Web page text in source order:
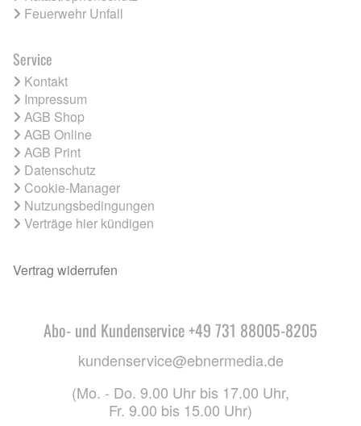
Feuerwehr Unfall
Service
Kontakt
Impressum
AGB Shop
AGB Online
AGB Print
Datenschutz
Cookie-Manager
Nutzungsbedingungen
Verträge hier kündigen
Vertrag widerrufen
Abo- und Kundenservice +49 731 88005-8205
kundenservice@ebnermedia.de
(Mo. - Do. 9.00 Uhr bis 17.00 Uhr,
Fr. 9.00 bis 15.00 Uhr)